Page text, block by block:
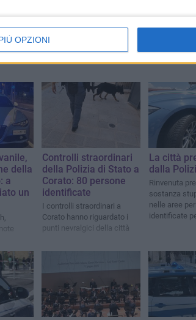
OPZIONI
della
a
un
Controlli straordinari
della Polizia di Stato a
Corato: 80 persone
identificate
I controlli straordinari a
Corato hanno riguardato i
punti nevralgici della città
La città
dalla
Rinvenuta
sostanza
nelle aree
identificate